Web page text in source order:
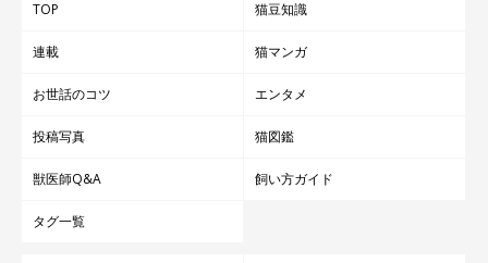
TOP 猫豆知識
連載 猫マンガ
お世話のコツ エンタメ
投稿写真 猫図鑑
獣医師Q&A 飼い方ガイド
タグ一覧